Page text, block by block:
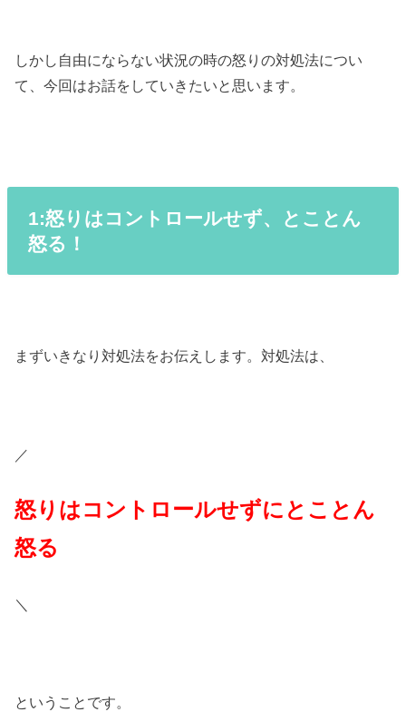
しかし自由にならない状況の時の怒りの対処法につい
て、今回はお話をしていきたいと思います。
1:怒りはコントロールせず、とことん
怒る！
まずいきなり対処法をお伝えします。対処法は、
／
怒りはコントロールせずにとことん
怒る
＼
ということです。